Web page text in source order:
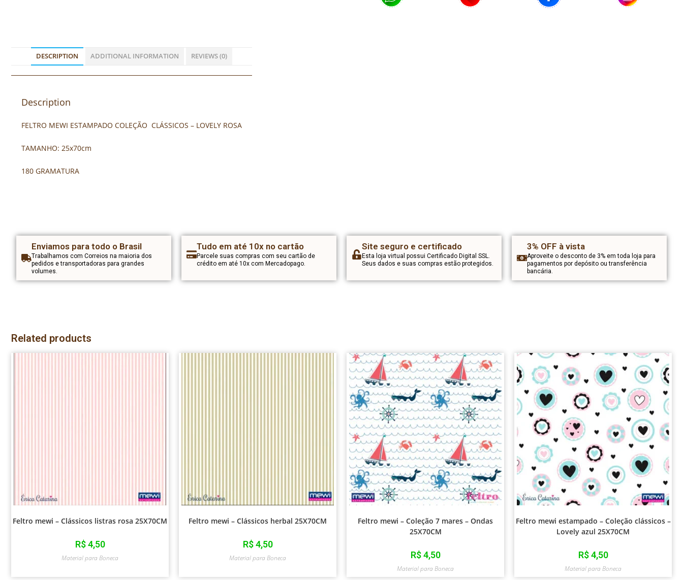
DESCRIPTION ADDITIONAL INFORMATION REVIEWS (0)
Description
FELTRO MEWI ESTAMPADO COLEÇÃO CLÁSSICOS – LOVELY ROSA
TAMANHO: 25x70cm
180 GRAMATURA
Enviamos para todo o Brasil
Trabalhamos com Correios na maioria dos
pedidos e transportadoras para grandes
volumes.
Tudo em até 10x no cartão
Parcele suas compras com seu cartão de
crédito em até 10x com Mercadopago.
Site seguro e certificado
Esta loja virtual possui Certificado Digital SSL.
Seus dados e suas compras estão protegidos.
3% OFF à vista
Aproveite o desconto de 3% em toda loja para
pagamentos por depósito ou transferência
bancária.
Related products
Feltro mewi – Clássicos listras rosa 25X70CM
R$4,50
Material para Boneca
Feltro mewi – Clássicos herbal 25X70CM
R$4,50
Material para Boneca
Feltro mewi – Coleção 7 mares – Ondas
25X70CM
R$4,50
Material para Boneca
Feltro mewi estampado – Coleção clássicos –
Lovely azul 25X70CM
R$4,50
Material para Boneca